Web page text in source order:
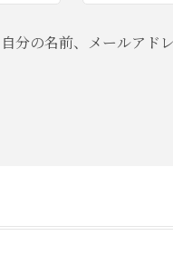
の名前、メールアド